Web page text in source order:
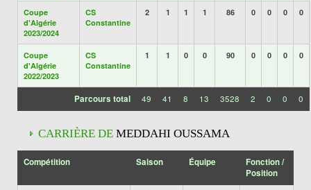
Coupe
d'Algérie
2023/2024
CS
Constantine
2 1 1 1 86 0 0 0 0
Coupe
d'Algérie
2022/2023
CS
Constantine
1 1 0 0 90 0 0 0 0
Parcours total 49 41 8 13 3528 2 0 0 0
CARRIÈRE DE MEDDAHI OUSSAMA
Compétition Saison Équipe
Fonction /
Position